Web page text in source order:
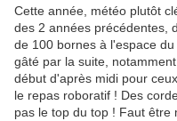
Cette année, météo plutôt
des 2 années précédentes,
de 100 bornes à l'espace
gâté par la suite,
début d'après midi pour
le repas roboratif ! Des
pas le top du top ! Faut être